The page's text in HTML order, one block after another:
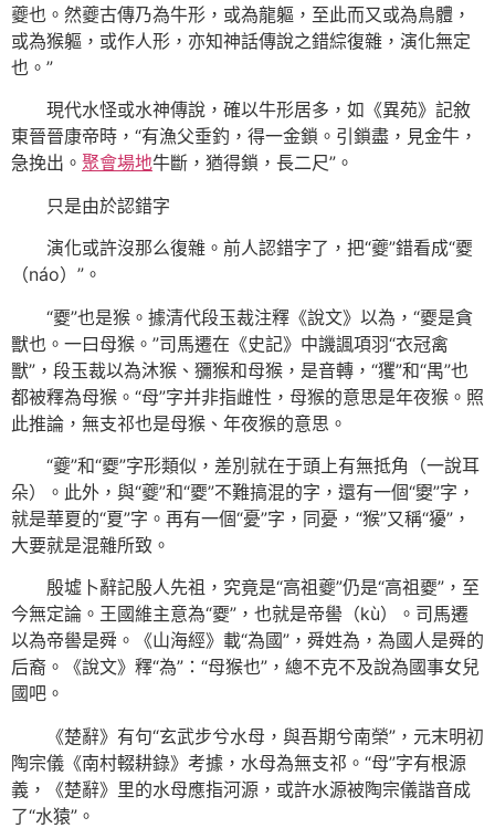
夔也。然夔古傳乃為牛形，或為龍軀，至此而又或為鳥體，
或為猴軀，或作人形，亦知神話傳說之錯綜復雜，演化無定
也。”
現代水怪或水神傳說，確以牛形居多，如《異苑》記敘
東晉晉康帝時，“有漁父垂釣，得一金鎖。引鎖盡，見金牛，
急挽出。 聚會場地牛斷，猶得鎖，長二尺”。
只是由於認錯字
演化或許沒那么復雜。前人認錯字了，把“夔”錯看成“夒
（náo）”。
“夒”也是猴。據清代段玉裁注釋《說文》以為，“夒是貪
獸也。一曰母猴。”司馬遷在《史記》中譏諷項羽“衣冠禽
獸”，段玉裁以為沐猴、獼猴和母猴，是音轉，“玃”和“禺”也
都被釋為母猴。“母”字并非指雌性，母猴的意思是年夜猴。照
此推論，無支祁也是母猴、年夜猴的意思。
“夔”和“夒”字形類似，差別就在于頭上有無抵角（一說耳
朵）。此外，與“夔”和“夒”不難搞混的字，還有一個“夓”字，
就是華夏的“夏”字。再有一個“憂”字，同憂，“猴”又稱“獶”，
大要就是混雜所致。
殷墟卜辭記殷人先祖，究竟是“高祖夔”仍是“高祖夒”，至
今無定論。王國維主意為“夒”，也就是帝嚳（kù）。司馬遷
以為帝嚳是舜。《山海經》載“為國”，舜姓為，為國人是舜的
后裔。《說文》釋“為”：“母猴也”，總不克不及說為國事女兒
國吧。
《楚辭》有句“玄武步兮水母，與吾期兮南榮”，元末明初
陶宗儀《南村輟耕錄》考據，水母為無支祁。“母”字有根源
義，《楚辭》里的水母應指河源，或許水源被陶宗儀諧音成
了“水猿”。